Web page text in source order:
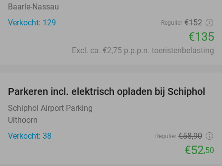
Baarle-Nassau
Verkocht: 129
Regulier €152
€135
Excl. ca. €2,75 p.p.p.n. toeristenbelasting
11%
Parkeren incl. elektrisch opladen bij Schiphol
Schiphol Airport Parking
Uithoorn
Verkocht: 38
Regulier €58,90
€52,50